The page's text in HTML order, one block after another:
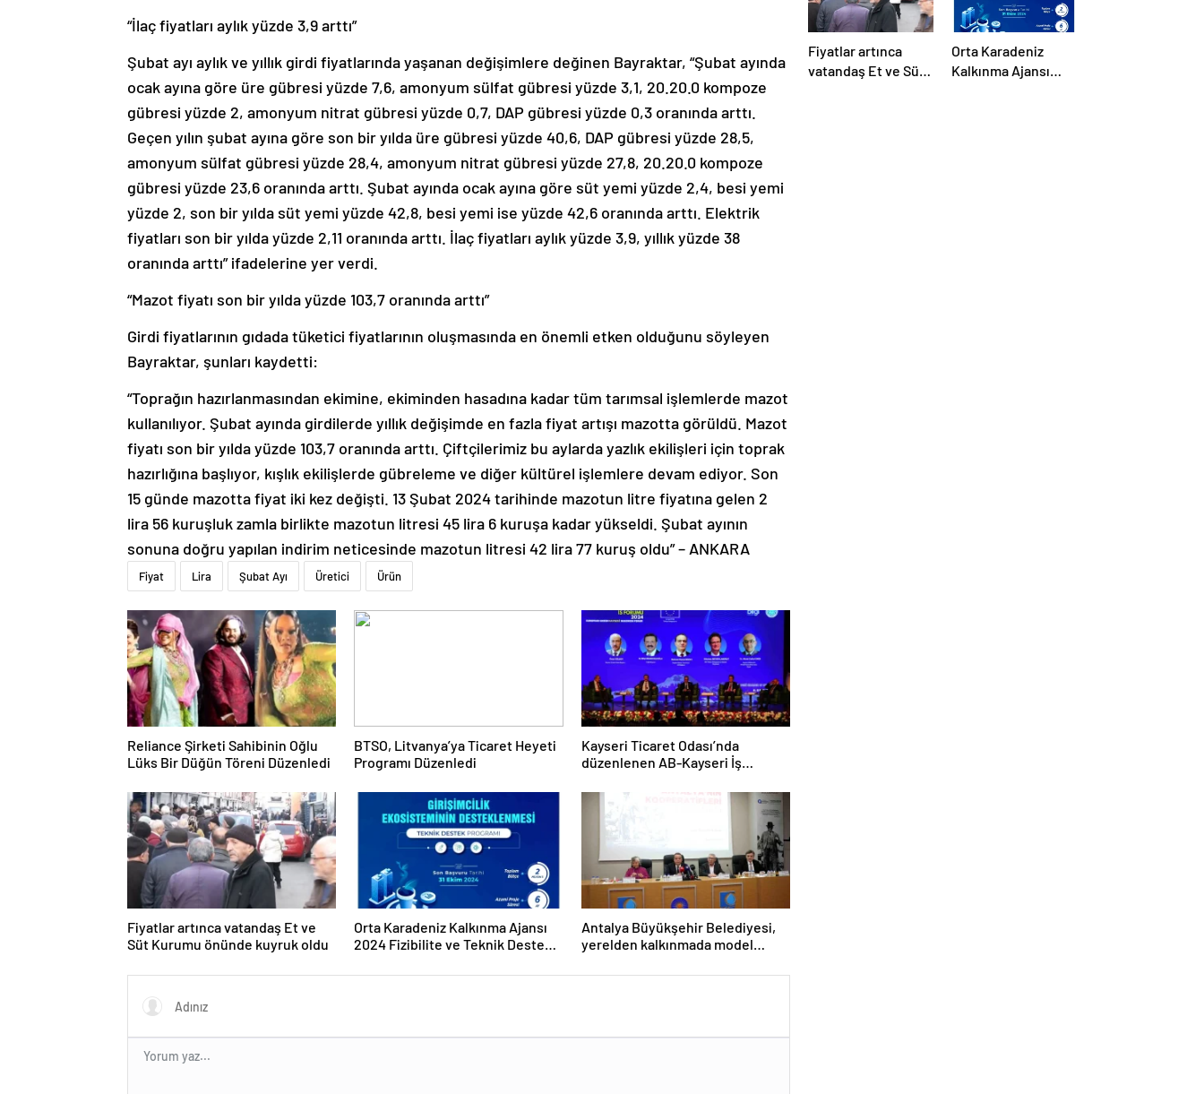
“İlaç fiyatları aylık yüzde 3,9 arttı”
Şubat ayı aylık ve yıllık girdi fiyatlarında yaşanan değişimlere değinen Bayraktar, “Şubat ayında
ocak ayına göre üre gübresi yüzde 7,6, amonyum sülfat gübresi yüzde 3,1, 20.20.0 kompoze
gübresi yüzde 2, amonyum nitrat gübresi yüzde 0,7, DAP gübresi yüzde 0,3 oranında arttı.
Geçen yılın şubat ayına göre son bir yılda üre gübresi yüzde 40,6, DAP gübresi yüzde 28,5,
amonyum sülfat gübresi yüzde 28,4, amonyum nitrat gübresi yüzde 27,8, 20.20.0 kompoze
gübresi yüzde 23,6 oranında arttı. Şubat ayında ocak ayına göre süt yemi yüzde 2,4, besi yemi
yüzde 2, son bir yılda süt yemi yüzde 42,8, besi yemi ise yüzde 42,6 oranında arttı. Elektrik
fiyatları son bir yılda yüzde 2,11 oranında arttı. İlaç fiyatları aylık yüzde 3,9, yıllık yüzde 38
oranında arttı” ifadelerine yer verdi.
“Mazot fiyatı son bir yılda yüzde 103,7 oranında arttı”
Girdi fiyatlarının gıdada tüketici fiyatlarının oluşmasında en önemli etken olduğunu söyleyen
Bayraktar, şunları kaydetti:
“Toprağın hazırlanmasından ekimine, ekiminden hasadına kadar tüm tarımsal işlemlerde mazot
kullanılıyor. Şubat ayında girdilerde yıllık değişimde en fazla fiyat artışı mazotta görüldü. Mazot
fiyatı son bir yılda yüzde 103,7 oranında arttı. Çiftçilerimiz bu aylarda yazlık ekilişleri için toprak
hazırlığına başlıyor, kışlık ekilişlerde gübreleme ve diğer kültürel işlemlere devam ediyor. Son
15 günde mazotta fiyat iki kez değişti. 13 Şubat 2024 tarihinde mazotun litre fiyatına gelen 2
lira 56 kuruşluk zamla birlikte mazotun litresi 45 lira 6 kuruşa kadar yükseldi. Şubat ayının
sonuna doğru yapılan indirim neticesinde mazotun litresi 42 lira 77 kuruş oldu” – ANKARA
Fiyat Lira Şubat Ayı Üretici Ürün
Reliance Şirketi Sahibinin Oğlu
Lüks Bir Düğün Töreni Düzenledi
BTSO, Litvanya’ya Ticaret Heyeti
Programı Düzenledi
Kayseri Ticaret Odası’nda
düzenlenen AB-Kayseri İş
dijitalleşme vurgusu yapıldı
Fiyatlar artınca vatandaş Et ve
Süt Kurumu önünde kuyruk oldu
Orta Karadeniz Kalkınma Ajansı
2024 Fizibilite ve Teknik Destek
Antalya Büyükşehir Belediyesi,
yerelden kalkınmada model
Fiyatlar artınca
vatandaş Et ve Süt
Orta Karadeniz
Kalkınma Ajansı